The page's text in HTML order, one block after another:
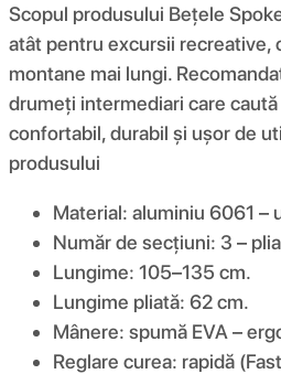
Scopul produsului Bețele
atât pentru excursii recreative,
montane mai lungi.
drumeți intermediari care
confortabil, durabil și ușor de
produsului
Material: aluminiu 6061 –
Număr de secțiuni: 3 –
Lungime: 105–135 cm.
Lungime pliată: 62 cm.
Mânere: spumă EVA –
Reglare curea: rapidă